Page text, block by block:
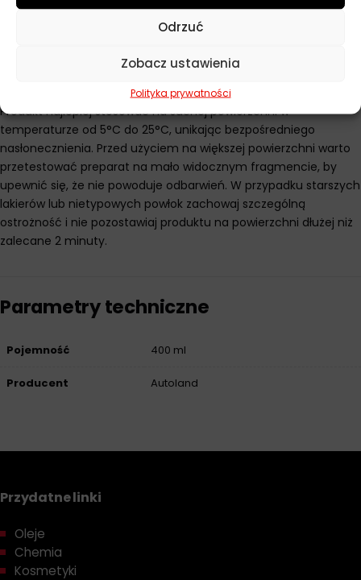
Odrzuć
Zobacz ustawienia
Polityka prywatności
W przypadku trudnych zabrudzeń powtórz aplikację.
Po usunięciu smoły umyj oczyszczone miejsce wodą z
Dodatkowe wskazówki Autoland do usuwania smoły
Produkt najlepiej stosować na suchej powierzchni w
temperaturze od 5°C do 25°C, unikając bezpośredniego
nasłonecznienia. Przed użyciem na większej powierzchni warto
przetestować preparat na mało widocznym fragmencie, by
upewnić się, że nie powoduje odbarwień. W przypadku starszych
lakierów lub nietypowych powłok zachowaj szczególną
ostrożność i nie pozostawiaj produktu na powierzchni dłużej niż
zalecane 2 minuty.
Parametry techniczne
Pojemność 400 ml
Producent Autoland
Przydatne linki
Oleje
Chemia
Kosmetyki